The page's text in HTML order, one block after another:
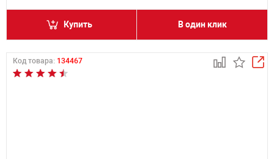
Купить В один клик
Код товара: 134467